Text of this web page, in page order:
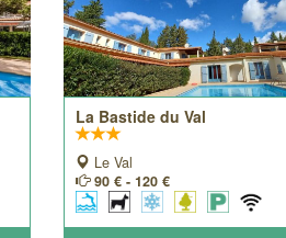
La Bastide du Val
Le Val
90 € - 120 €